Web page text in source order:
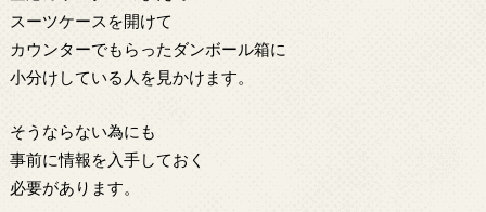
スーツケースを開けて
カウンターでもらったダンボール箱に
小分けしている人を見かけます。
そうならない為にも
事前に情報を入手しておく
必要があります。